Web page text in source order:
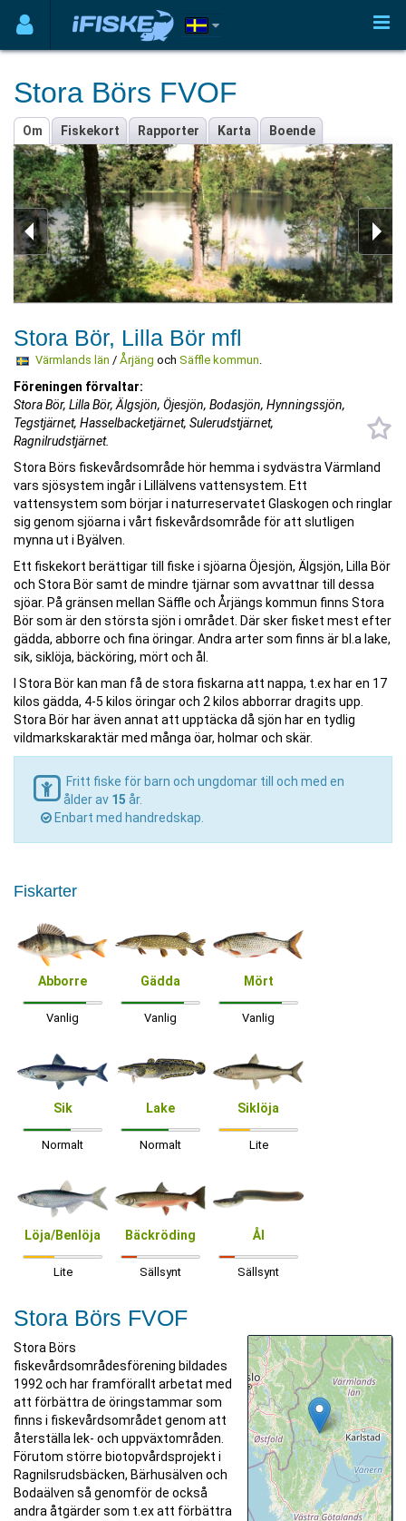
Stora Börs FVOF
Om Fiskekort Rapporter Karta Boende
Stora Bör, Lilla Bör mfl
Värmlands län / Årjäng och Säffle kommun.
Föreningen förvaltar:
Stora Bör, Lilla Bör, Älgsjön, Öjesjön, Bodasjön, Hynningssjön,
Tegstjärnet, Hasselbacketjärnet, Sulerudstjärnet,
Ragnilrudstjärnet.
Stora Börs fiskevårdsområde hör hemma i sydvästra Värmland
vars sjösystem ingår i Lillälvens vattensystem. Ett
vattensystem som börjar i naturreservatet Glaskogen och ringlar
sig genom sjöarna i vårt fiskevårdsområde för att slutligen
mynna ut i Byälven.
Ett fiskekort berättigar till fiske i sjöarna Öjesjön, Älgsjön, Lilla Bör
och Stora Bör samt de mindre tjärnar som avvattnar till dessa
sjöar. På gränsen mellan Säffle och Årjängs kommun finns Stora
Bör som är den största sjön i området. Där sker fisket mest efter
gädda, abborre och fina öringar. Andra arter som finns är bl.a lake,
sik, siklöja, bäcköring, mört och ål.
I Stora Bör kan man få de stora fiskarna att nappa, t.ex har en 17
kilos gädda, 4-5 kilos öringar och 2 kilos abborrar dragits upp.
Stora Bör har även annat att upptäcka då sjön har en tydlig
vildmarkskaraktär med många öar, holmar och skär.
Fritt fiske för barn och ungdomar till och med en
ålder av 15 år.
Enbart med handredskap.
Fiskarter
Abborre
Vanlig
Gädda
Vanlig
Mört
Vanlig
Sik
Normalt
Lake
Normalt
Siklöja
Lite
Löja/Benlöja
Lite
Bäckröding
Sällsynt
Ål
Sällsynt
Stora Börs FVOF
Stora Börs
fiskevårdsområdesförening bildades
1992 och har framförallt arbetat med
att förbättra de öringstammar som
finns i fiskevårdsområdet genom att
återställa lek- och uppväxtområden.
Förutom större biotopvårdsprojekt i
Ragnilsrudsbäcken, Bärhusälven och
Bodaälven så genomför de också
andra åtgärder som t.ex att förbättra